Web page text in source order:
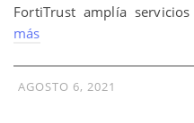
FortiTrust amplía
más
AGOSTO 6, 2021